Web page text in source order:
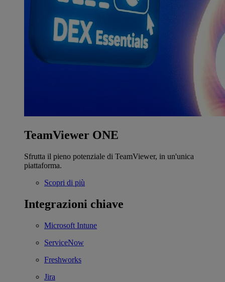
TeamViewer ONE
Sfrutta il pieno potenziale di TeamViewer, in un'unica
piattaforma.
Scopri di più
Integrazioni chiave
Microsoft Intune
ServiceNow
Freshworks
Jira